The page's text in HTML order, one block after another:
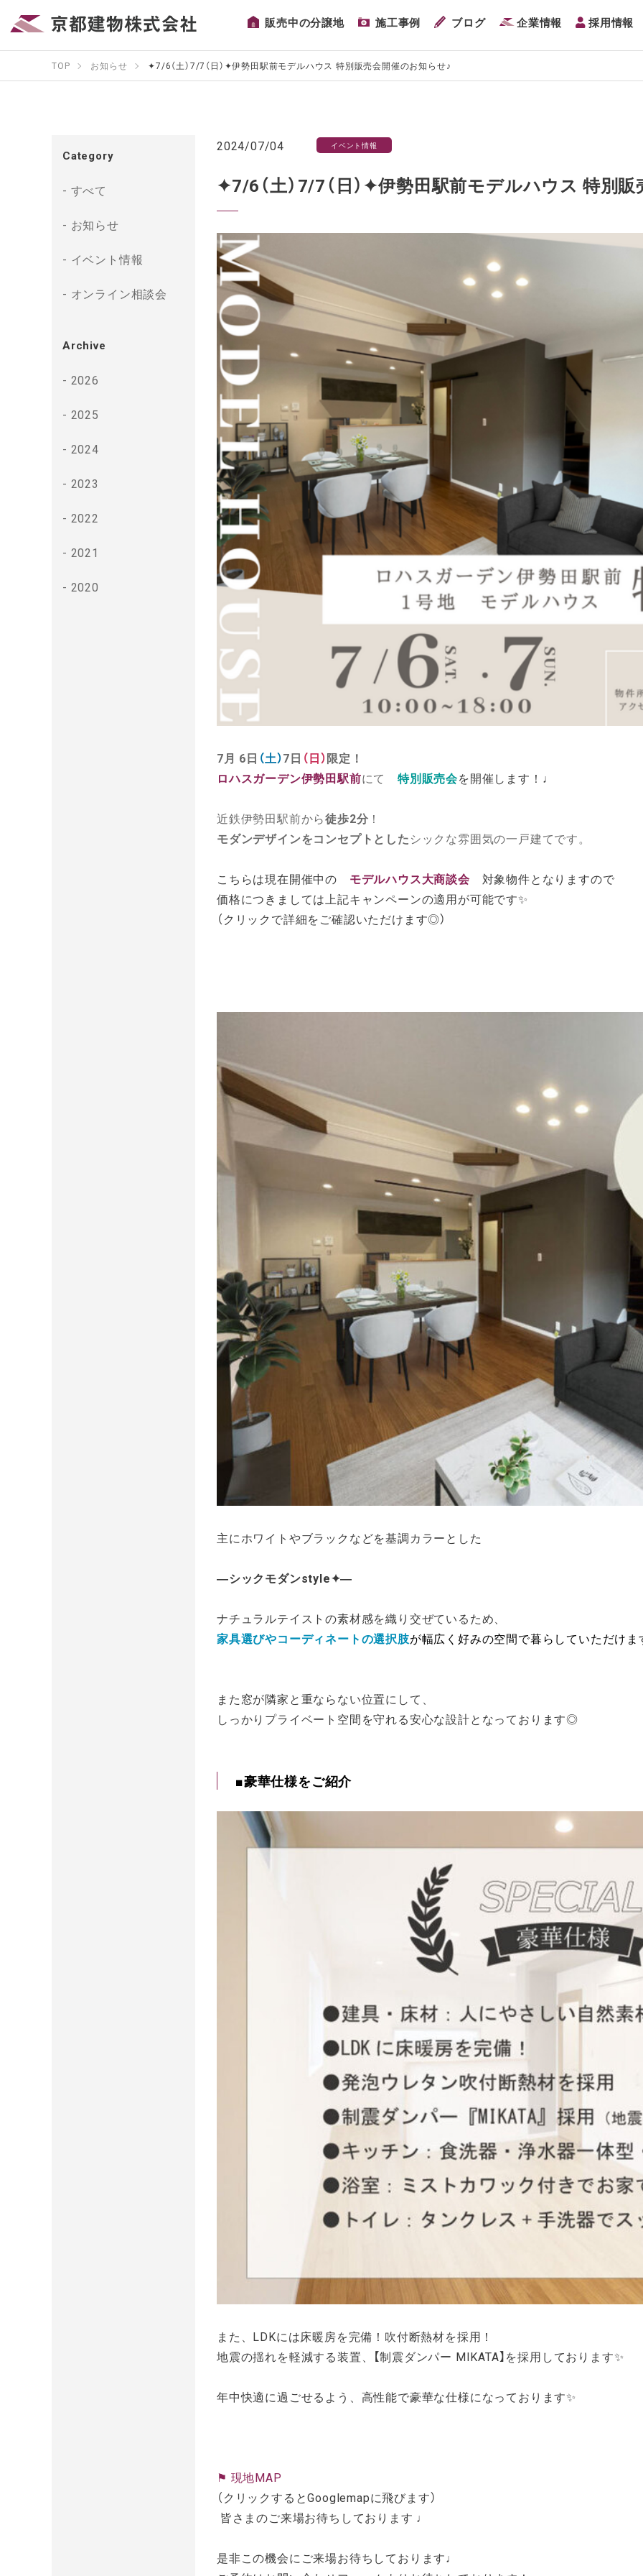
販売中の分譲地 施工事例 ブログ 企業情報 採用情報
TOP お知らせ ✦7/6（土）7/7（日）✦伊勢田駅前モデルハウス 特別販売会開催のお知らせ♪
2024/07/04 イベント情報
✦7/6（土）7/7（日）✦伊勢田駅前モデルハウス 特別
7月 6日 （土）7日 （日）限定！
ロハスガーデン伊勢田駅前にて特別販売会を開催します！♩
近鉄伊勢田駅前から徒歩2分 ！
モダンデザインをコンセプトとしたシックな雰囲気の一戸建てです。
こちらは現在開催中の モデルハウス大商談会
対象物件となりますので
価格につきましては上記キャンペーンの適用が可能です✨
（クリックで詳細をご確認いただけます◎）
主にホワイトやブラックなどを基調カラーとした
―シックモダンstyle✦―
ナチュラルテイストの素材感を織り交ぜているため、
家具選びやコーディネートの選択肢が幅広く好みの空間で暮らしていただけま
また窓が隣家と重ならない位置にして、
しっかりプライベート空間を守れる安心な設計となっております◎
■豪華仕様をご紹介
また、LDKには床暖房を完備！吹付断熱材を採用！
地震の揺れを軽減する装置、【制震ダンパー MIKATA】を採用しております✨
年中快適に過ごせるよう、高性能で豪華な仕様になっております✨
⚑ 現地MAP
（クリックするとGooglemapに飛びます）
皆さまのご来場お待ちしております ♩
是非この機会にご来場お待ちしております♩
Category
すべて
お知らせ
イベント情報
オンライン相談会
Archive
2026
2025
2024
2023
2022
2021
2020